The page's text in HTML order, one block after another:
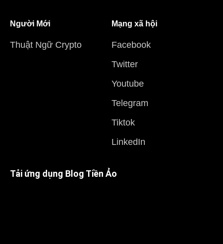
Người Mới
Thuật Ngữ Crypto
Mạng xã hội
Facebook
Twitter
Youtube
Telegram
Tiktok
LinkedIn
Tải ứng dụng Blog Tiền Ảo